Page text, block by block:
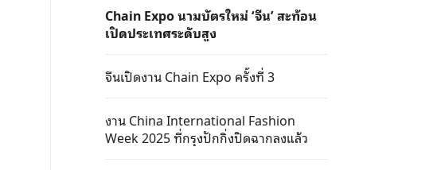
Chain Expo นามบัตรใหม่ ‘จีน’ สะท้อน
เปิดประเทศระดับสูง
จีนเปิดงาน Chain Expo ครั้งที่ 3
งาน China International Fashion
Week 2025 ที่กรุงปักกิ่งปิดฉากลงแล้ว